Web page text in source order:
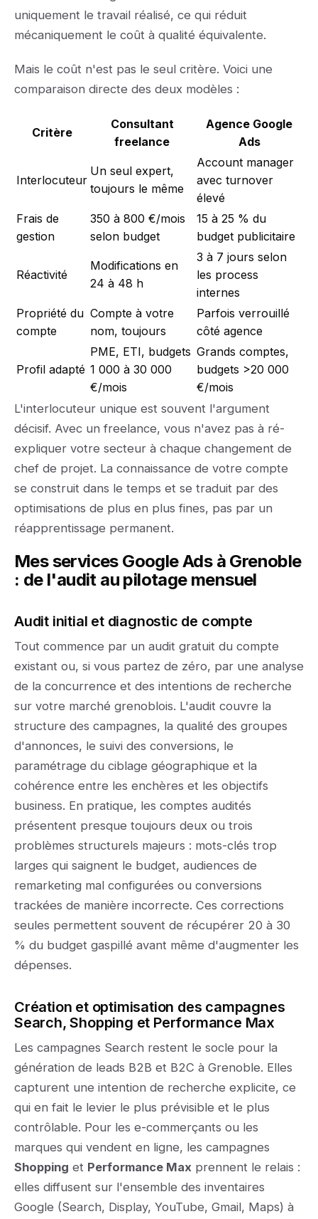
uniquement le travail réalisé, ce qui réduit
mécaniquement le coût à qualité équivalente.
Mais le coût n'est pas le seul critère. Voici une
comparaison directe des deux modèles :
Critère
Consultant
freelance
Agence Google
Ads
Interlocuteur
Un seul expert,
toujours le même
Account manager
avec turnover
élevé
Frais de
gestion
350 à 800 €/mois
selon budget
15 à 25 % du
budget publicitaire
Réactivité
Modifications en
24 à 48 h
3 à 7 jours selon
les process
internes
Propriété du
compte
Compte à votre
nom, toujours
Parfois verrouillé
côté agence
Profil adapté
PME, ETI, budgets
1 000 à 30 000
€/mois
Grands comptes,
budgets >20 000
€/mois
L'interlocuteur unique est souvent l'argument
décisif. Avec un freelance, vous n'avez pas à ré-
expliquer votre secteur à chaque changement de
chef de projet. La connaissance de votre compte
se construit dans le temps et se traduit par des
optimisations de plus en plus fines, pas par un
réapprentissage permanent.
Mes services Google Ads à Grenoble
: de l'audit au pilotage mensuel
Audit initial et diagnostic de compte
Tout commence par un audit gratuit du compte
existant ou, si vous partez de zéro, par une analyse
de la concurrence et des intentions de recherche
sur votre marché grenoblois. L'audit couvre la
structure des campagnes, la qualité des groupes
d'annonces, le suivi des conversions, le
paramétrage du ciblage géographique et la
cohérence entre les enchères et les objectifs
business. En pratique, les comptes audités
présentent presque toujours deux ou trois
problèmes structurels majeurs : mots-clés trop
larges qui saignent le budget, audiences de
remarketing mal configurées ou conversions
trackées de manière incorrecte. Ces corrections
seules permettent souvent de récupérer 20 à 30
% du budget gaspillé avant même d'augmenter les
dépenses.
Création et optimisation des campagnes
Search, Shopping et Performance Max
Les campagnes Search restent le socle pour la
génération de leads B2B et B2C à Grenoble. Elles
capturent une intention de recherche explicite, ce
qui en fait le levier le plus prévisible et le plus
contrôlable. Pour les e-commerçants ou les
marques qui vendent en ligne, les campagnes
Shopping et Performance Max prennent le relais :
elles diffusent sur l'ensemble des inventaires
Google (Search, Display, YouTube, Gmail, Maps) à